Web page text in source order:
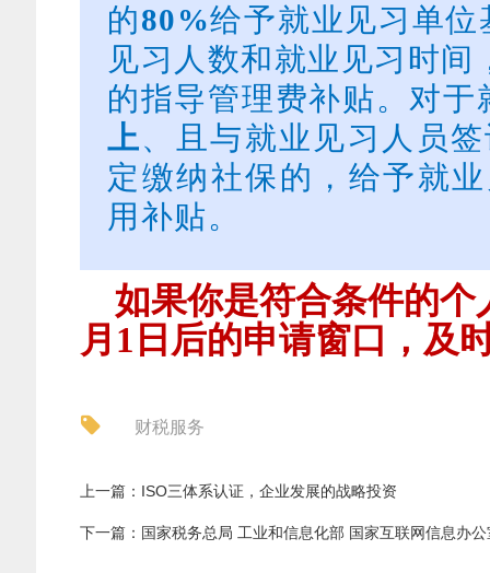
的80%给予就业见习单
见习人数和就业见习时间
的指导管理费补贴。对
上、且与就业见习人员
定缴纳社保的，给予就
用补贴。
如果你是符合条件的
月1日后的申请窗口，及
财税服务
上一篇：ISO三体系认证，企业发展的战略投资
下一篇：国家税务总局 工业和信息化部 国家互联网信息办